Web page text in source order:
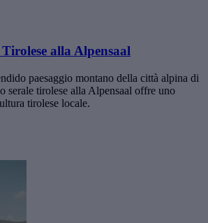
alla Alpensaal
paesaggio montano della città alpina di
serale tirolese alla Alpensaal offre uno
tirolese locale.